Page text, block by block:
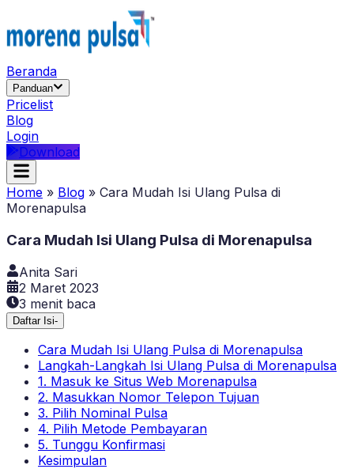
Beranda
Panduan
Pricelist
Blog
Login
Download
Home » Blog » Cara Mudah Isi Ulang Pulsa di
Morenapulsa
Cara Mudah Isi Ulang Pulsa di Morenapulsa
Anita Sari
2 Maret 2023
3 menit baca
Daftar Isi-
Cara Mudah Isi Ulang Pulsa di Morenapulsa
Langkah-Langkah Isi Ulang Pulsa di Morenapulsa
1. Masuk ke Situs Web Morenapulsa
2. Masukkan Nomor Telepon Tujuan
3. Pilih Nominal Pulsa
4. Pilih Metode Pembayaran
5. Tunggu Konfirmasi
Kesimpulan